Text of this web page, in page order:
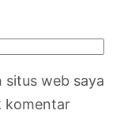
situs web saya
komentar